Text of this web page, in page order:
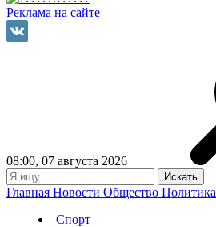
Реклама на сайте
08:00, 07 августа 2026
Главная Новости Общество Политика
Спорт